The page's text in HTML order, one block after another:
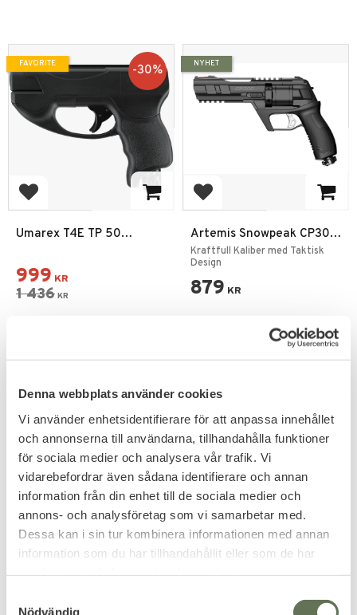
Denna webbplats använder cookies
Vi använder enhetsidentifierare för att anpassa innehållet
och annonserna till användarna, tillhandahålla funktioner
för sociala medier och analysera vår trafik. Vi
vidarebefordrar även sådana identifierare och annan
information från din enhet till de sociala medier och
annons- och analysföretag som vi samarbetar med.
Dessa kan i sin tur kombinera informationen med annan
information som du har tillhandahållit eller som de har
Nödvändig
Add to favorites
Umarex T4E TP 50
999 KR
1 436 KR
30%
FAVORITE
Add to favorites
Artemis Snowpeak CP300
CO2 Revolver .50
Kraftfull Kaliber med Taktisk
Design
879 KR
NYHET
Add to favorites
Paintball markör revolver
kolsyredriven & kaliber .50.
Add to favorites
Vesta PDW50 CO2 Pistol
Cal .50 7.5J
T4E pistol för paintball &
träningsskytte.